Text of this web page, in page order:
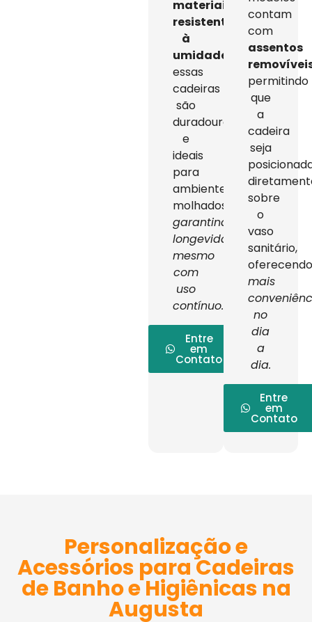
materiais
resistentes
à
umidade
essas
cadeiras
são
duradouras
e
ideais
para
ambientes
molhados,
garantindo
longevidade
mesmo
com
uso
contínuo.
Entre
em
Contato
contam
com
assentos
permitindo
que
a
cadeira
seja
sobre
o
vaso
sanitário,
oferecendo
mais
no
dia
a
dia.
Entre
em
Contato
Personalização e
Acessórios para Cadeiras
de Banho e Higiênicas na
Augusta